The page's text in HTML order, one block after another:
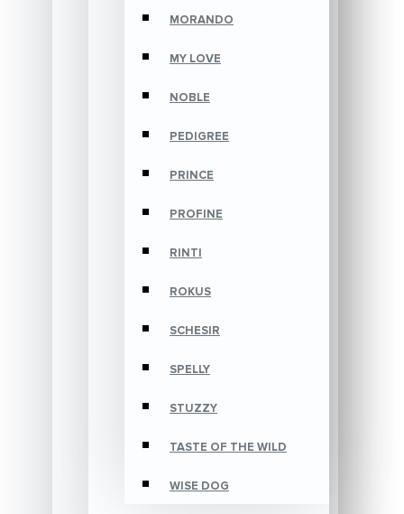
MORANDO
MY LOVE
NOBLE
PEDIGREE
PRINCE
PROFINE
RINTI
ROKUS
SCHESIR
SPELLY
STUZZY
TASTE OF THE WILD
WISE DOG